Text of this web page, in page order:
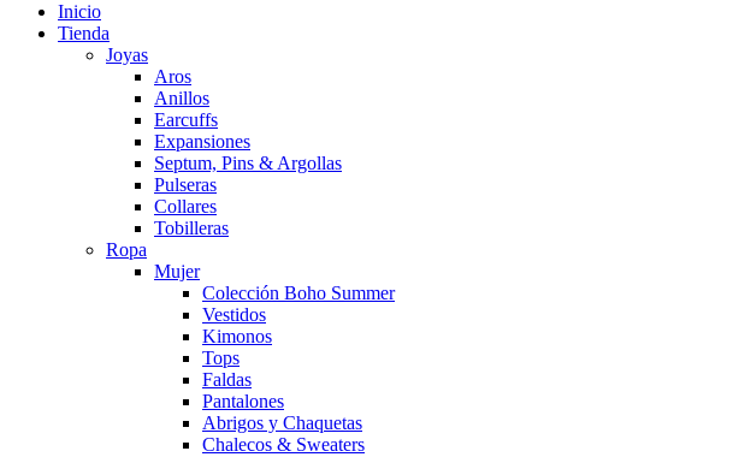
Inicio
Tienda
Joyas
Aros
Anillos
Earcuffs
Expansiones
Septum, Pins & Argollas
Pulseras
Collares
Tobilleras
Ropa
Mujer
Colección Boho Summer
Vestidos
Kimonos
Tops
Faldas
Pantalones
Abrigos y Chaquetas
Chalecos & Sweaters